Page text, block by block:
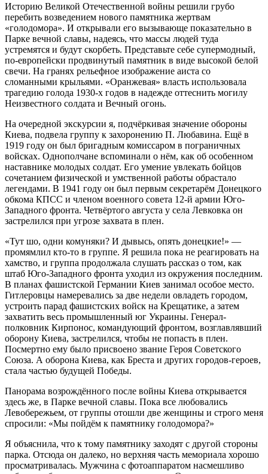
Историю Великой Отечественной войны решили грубо
перебить возведением нового памятника жертвам
«голодомора». И открывали его вызывающе показательно в
Парке вечной славы, надеясь, что массы людей туда
устремятся и будут скорбеть. Представьте себе супермодный,
по-европейски продвинутый памятник в виде высокой белой
свечи. На гранях рельефное изображение аиста со
сломанными крыльями. «Оранжевая» власть использовала
трагедию голода 1930-х годов в надежде оттеснить могилу
Неизвестного солдата и Вечный огонь.
На очередной экскурсии я, подчёркивая значение обороны
Киева, подвела группу к захоронению П. Любавина. Ещё в
1919 году он был бригадным комиссаром в пограничных
войсках. Однополчане вспоминали о нём, как об особенном
наставнике молодых солдат. Его умение увлекать бойцов
сочетанием физической и умственной работы обрастало
легендами. В 1941 году он был первым секретарём Донецкого
обкома КПСС и членом военного совета 12-й армии Юго-
Западного фронта. Четвёртого августа у села Левковка он
застрелился при угрозе захвата в плен.
«Тут шо, одни комуняки? И дывысь, опять донецкие!» —
промямлил кто-то в группе. Я решила пока не реагировать на
хамство, и группа продолжала слушать рассказ о том, как
штаб Юго-Западного фронта уходил из окружения последним.
В планах фашистской Германии Киев занимал особое место.
Гитлеровцы намеревались за две недели овладеть городом,
устроить парад фашистских войск на Крещатике, а затем
захватить весь промышленный юг Украины. Генерал-
полковник Кирпонос, командующий фронтом, возглавлявший
оборону Киева, застрелился, чтобы не попасть в плен.
Посмертно ему было присвоено звание Героя Советского
Союза. А оборона Киева, как Бреста и других городов-героев,
стала частью будущей Победы.
Панорама возрождённого после войны Киева открывается
здесь же, в Парке вечной славы. Пока все любовались
Левобережьем, от группы отошли две женщины и строго меня
спросили: «Мы пойдём к памятнику голодомора?»
Я объяснила, что к тому памятнику заходят с другой стороны
парка. Отсюда он далеко, но верхняя часть мемориала хорошо
просматривалась. Мужчина с фотоаппаратом насмешливо